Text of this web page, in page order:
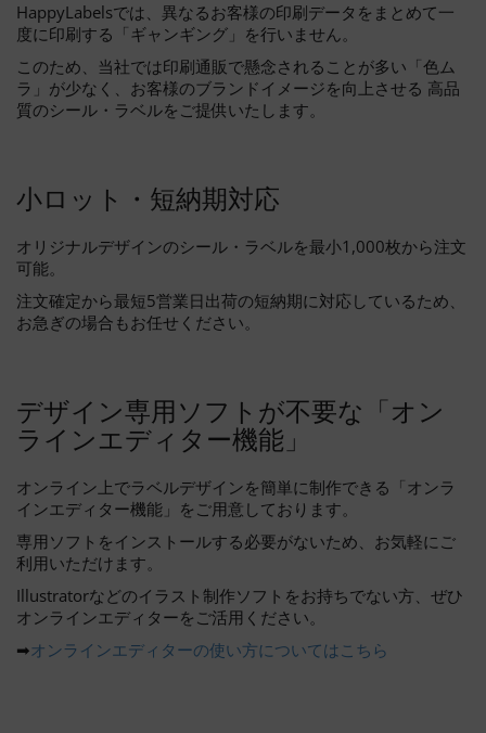
HappyLabelsでは、異なるお客様の印刷データをまとめて一
度に印刷する「ギャンギング」を行いません。
このため、当社では印刷通販で懸念されることが多い「色ム
ラ」が少なく、お客様のブランドイメージを向上させる 高品
質のシール・ラベルをご提供いたします。
小ロット・短納期対応
オリジナルデザインのシール・ラベルを最小1,000枚から注文
可能。
注文確定から最短5営業日出荷の短納期に対応しているため、
お急ぎの場合もお任せください。
デザイン専用ソフトが不要な「オン
ラインエディター機能」
オンライン上でラベルデザインを簡単に制作できる「オンラ
インエディター機能」をご用意しております。
専用ソフトをインストールする必要がないため、お気軽にご
利用いただけます。
Illustratorなどのイラスト制作ソフトをお持ちでない方、ぜひ
オンラインエディターをご活用ください。
➡オンラインエディターの使い方についてはこちら